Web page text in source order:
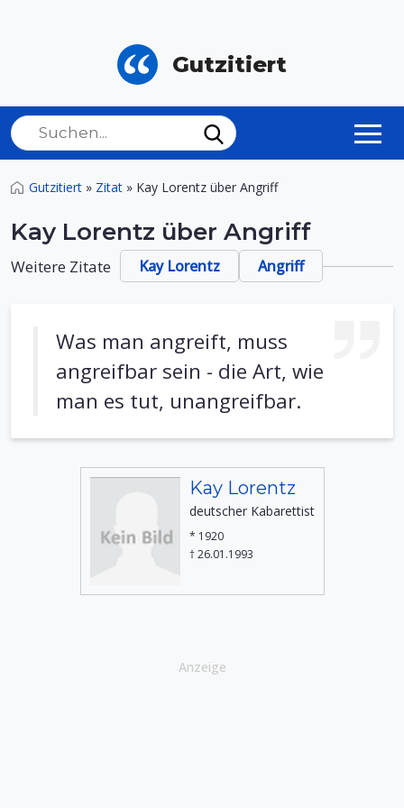
Gutzitiert
Gutzitiert » Zitat » Kay Lorentz über Angriff
Kay Lorentz über Angriff
Weitere Zitate Kay Lorentz Angriff
Was man angreift, muss
angreifbar sein - die Art, wie
man es tut, unangreifbar.
Kay Lorentz
deutscher Kabarettist
* 1920
† 26.01.1993
Anzeige